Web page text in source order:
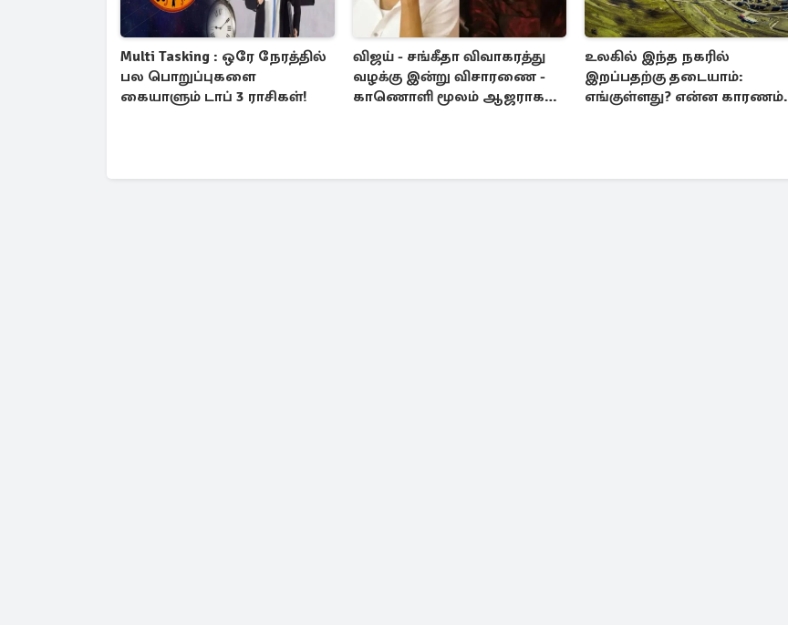
Multi Tasking : ஒரே நேரத்தில்
பல பொறுப்புகளை
கையாளும் டாப் 3 ராசிகள்!
விஜய் - சங்கீதா விவாகரத்து
வழக்கு இன்று விசாரணை -
காணொளி மூலம் ஆஜராக
உலகில் இந்த நகரில்
இறப்பதற்கு தடையாம்:
எங்குள்ளது? என்ன காரணம்